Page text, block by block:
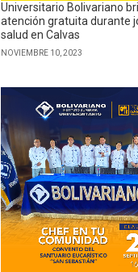
Universitario Bolivariano
atención gratuita durante
salud en Calvas
NOVIEMBRE 10, 2023